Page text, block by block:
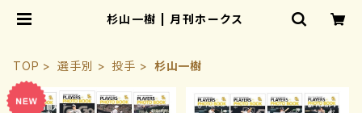
杉山一樹 | 月刊ホークス
TOP 選手別 投手 杉山一樹